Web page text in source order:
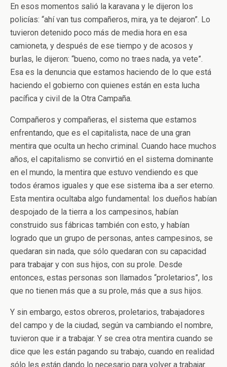
En esos momentos salió la karavana y le dijeron los
policías: “ahí van tus compañeros, mira, ya te dejaron”. Lo
tuvieron detenido poco más de media hora en esa
camioneta, y después de ese tiempo y de acosos y
burlas, le dijeron: “bueno, como no traes nada, ya vete”.
Esa es la denuncia que estamos haciendo de lo que está
haciendo el gobierno con quienes están en esta lucha
pacífica y civil de la Otra Campaña.
Compañeros y compañeras, el sistema que estamos
enfrentando, que es el capitalista, nace de una gran
mentira que oculta un hecho criminal. Cuando hace muchos
años, el capitalismo se convirtió en el sistema dominante
en el mundo, la mentira que estuvo vendiendo es que
todos éramos iguales y que ese sistema iba a ser eterno.
Esta mentira ocultaba algo fundamental: los dueños habían
despojado de la tierra a los campesinos, habían
construido sus fábricas también con esto, y habían
logrado que un grupo de personas, antes campesinos, se
quedaran sin nada, que sólo quedaran con su capacidad
para trabajar y con sus hijos, con su prole. Desde
entonces, estas personas son llamados “proletarios”, los
que no tienen más que a su prole, más que a sus hijos.
Y sin embargo, estos obreros, proletarios, trabajadores
del campo y de la ciudad, según va cambiando el nombre,
tuvieron que ir a trabajar. Y se crea otra mentira cuando se
dice que les están pagando su trabajo, cuando en realidad
sólo les están dando lo necesario para volver a trabajar.